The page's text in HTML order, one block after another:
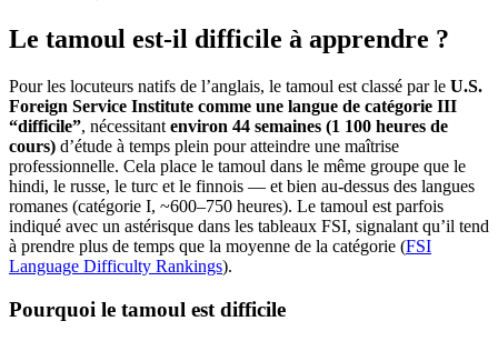
Le tamoul est-il difficile à apprendre ?
Pour les locuteurs natifs de l’anglais, le tamoul est classé par le U.S.
Foreign Service Institute comme une langue de catégorie III
“difficile”, nécessitant environ 44 semaines (1 100 heures de
cours) d’étude à temps plein pour atteindre une maîtrise
professionnelle. Cela place le tamoul dans le même groupe que le
hindi, le russe, le turc et le finnois — et bien au-dessus des langues
romanes (catégorie I, ~600–750 heures). Le tamoul est parfois
indiqué avec un astérisque dans les tableaux FSI, signalant qu’il tend
à prendre plus de temps que la moyenne de la catégorie (FSI
Language Difficulty Rankings).
Pourquoi le tamoul est difficile